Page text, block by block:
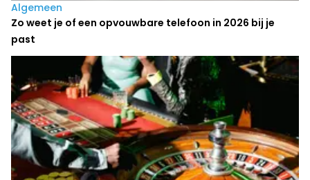
Algemeen
Zo weet je of een opvouwbare telefoon in 2026 bij je
past